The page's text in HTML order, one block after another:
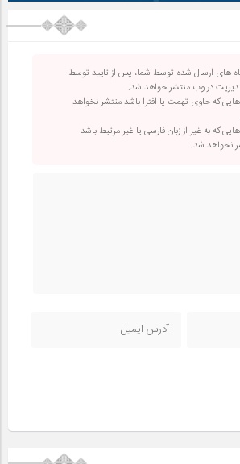
های ارسال شده توسط شما، پس از تایید توسط
در وب منتشر خواهد شد.
هایی که حاوی تهمت یا افترا باشد منتشر نخواهد
که به غیر از زبان فارسی یا غیر مرتبط باشد
نخواهد شد.